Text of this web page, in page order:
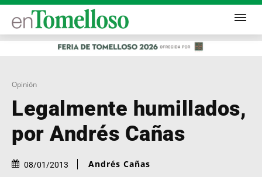
Opinión
Legalmente humillados,
por Andrés Cañas
08/01/2013 Andrés Cañas